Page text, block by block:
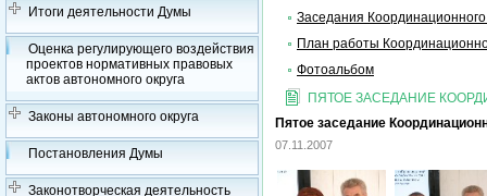
Итоги деятельности Думы
Оценка регулирующего воздействия
проектов нормативных правовых
актов автономного округа
Законы автономного округа
Постановления Думы
Законотворческая деятельность
Заседания
План работы
Фотоальбом
ПЯТОЕ ЗАСЕДАНИЕ
Пятое заседание
07.11.2007